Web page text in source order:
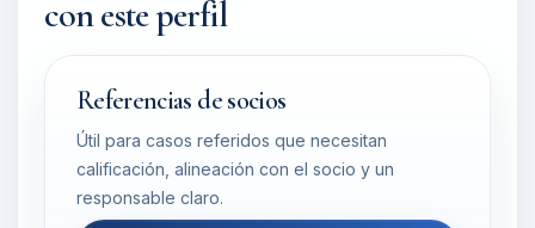
con este perfil
Referencias de socios
Útil para casos referidos que necesitan
calificación, alineación con el socio y un
responsable claro.